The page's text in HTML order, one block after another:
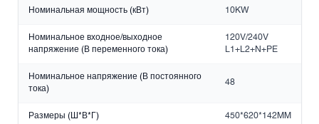
Номинальная мощность (кВт) 10KW
Номинальное входное/выходное
напряжение (В переменного тока)
120V/240V
L1+L2+N+PE
Номинальное напряжение (В постоянного
тока)
48
Размеры (Ш*В*Г) 450*620*142MM